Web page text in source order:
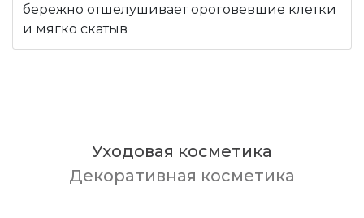
бережно отшелушивает ороговевшие клетки
и мягко скатыв
Уходовая косметика
Декоративная косметика